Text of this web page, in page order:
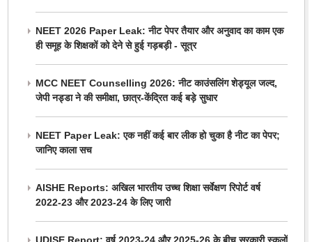
NEET 2026 Paper Leak: नीट पेपर तैयार और अनुवाद का काम एक
ही समूह के शिक्षकों को देने से हुई गड़बड़ी - सूत्र
MCC NEET Counselling 2026: नीट काउंसलिंग शेड्यूल जल्द,
जेपी नड्डा ने की समीक्षा, छात्र-केंद्रित कई बड़े सुधार
NEET Paper Leak: एक नहीं कई बार लीक हो चुका है नीट का पेपर;
जानिए काला सच
AISHE Reports: अखिल भारतीय उच्च शिक्षा सर्वेक्षण रिपोर्ट वर्ष
2022-23 और 2023-24 के लिए जारी